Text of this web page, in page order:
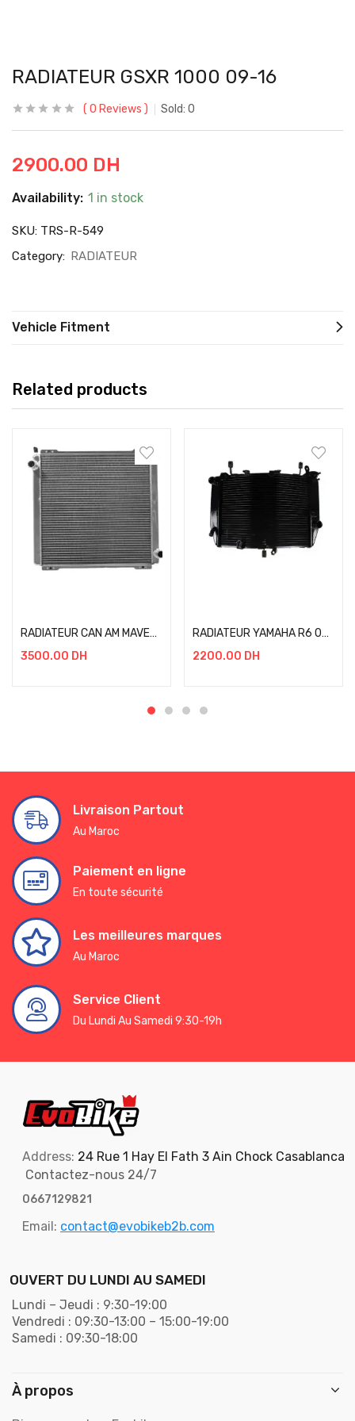
RADIATEUR GSXR 1000 09-16
0 Reviews Sold: 0
2900.00 DH
Availability: 1 in stock
SKU: TRS-R-549
Category: RADIATEUR
Vehicle Fitment
Related products
RADIATEUR CAN AM MAVERICK X3
3500.00 DH
RADIATEUR YAMAHA R6 03-05
2200.00 DH
Livraison Partout
Au Maroc
Paiement en ligne
En toute sécurité
Les meilleures marques
Au Maroc
Service Client
Du Lundi Au Samedi 9:30-19h
Address: 24 Rue 1 Hay El Fath 3 Ain Chock Casablanca
Contactez-nous 24/7
0667129821
Email: contact@evobikeb2b.com
OUVERT DU LUNDI AU SAMEDI
Lundi – Jeudi : 9:30-19:00
Vendredi : 09:30-13:00 – 15:00-19:00
Samedi : 09:30-18:00
À propos